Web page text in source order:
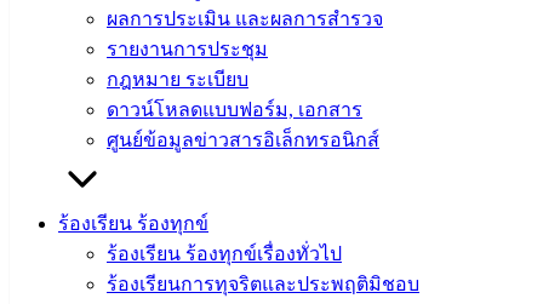
ผลการประเมิน และผลการสำรวจ
รายงานการประชุม
กฎหมาย ระเบียบ
ดาวน์โหลดแบบฟอร์ม, เอกสาร
ศูนย์ข้อมูลข่าวสารอิเล็กทรอนิกส์
ร้องเรียน ร้องทุกข์
ร้องเรียน ร้องทุกข์เรื่องทั่วไป
ร้องเรียนการทุจริตและประพฤติมิชอบ
สงวนลิขสิทธิ์ © 2563 เทศบาลเมืองอ่างศิลา จังหวัดชลบุรี |
angsilacity.go.th | Powered by Buuscript